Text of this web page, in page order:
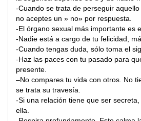
-Cuando se trata de perseguir aquello
no aceptes un » no» por respuesta.
-El órgano sexual más importante es
-Nadie está a cargo de tu felicidad,
-Cuando tengas duda, sólo toma el
-Haz las paces con tu pasado para
presente.
–No compares tu vida con otros. No
se trata su travesía.
-Si una relación tiene que ser
ella.